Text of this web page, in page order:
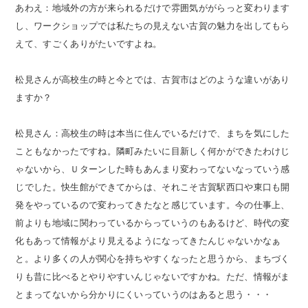
あわえ：地域外の方が来られるだけで雰囲気ががらっと変わります
し、ワークショップでは私たちの見えない古賀の魅力を出してもら
えて、すごくありがたいですよね。
松見さんが高校生の時と今とでは、古賀市はどのような違いがあり
ますか？
松見さん：高校生の時は本当に住んでいるだけで、まちを気にした
こともなかったですね。隣町みたいに目新しく何かができたわけじ
ゃないから、Ｕターンした時もあんまり変わってないなっていう感
じでした。快生館ができてからは、それこそ古賀駅西口や東口も開
発をやっているので変わってきたなと感じています。今の仕事上、
前よりも地域に関わっているからっていうのもあるけど、時代の変
化もあって情報がより見えるようになってきたんじゃないかなぁ
と。より多くの人が関心を持ちやすくなったと思うから、まちづく
りも昔に比べるとやりやすいんじゃないですかね。ただ、情報がま
とまってないから分かりにくいっていうのはあると思う・・・